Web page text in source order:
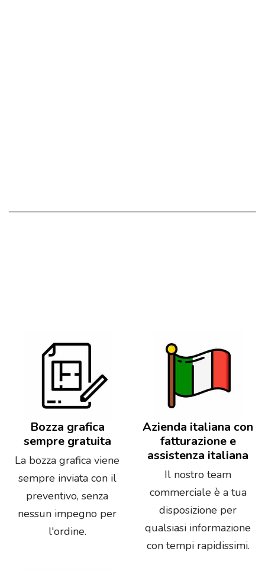
Bozza grafica
sempre gratuita
La bozza grafica viene
sempre inviata con il
preventivo, senza
nessun impegno per
l'ordine.
Azienda italiana con
fatturazione e
assistenza italiana
Il nostro team
commerciale è a tua
disposizione per
qualsiasi informazione
con tempi rapidissimi.